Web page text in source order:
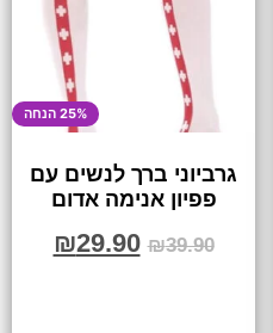
25% הנחה
גרביוני ברך לנשים עם
פפיון אנימה אדום
₪39.90
₪29.90